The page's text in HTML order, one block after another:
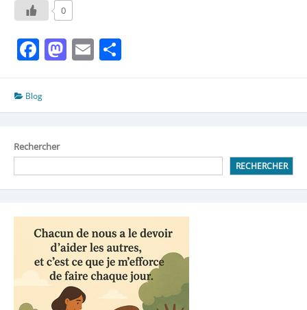
0
Facebook
Mastodon
Email
Blog
Rechercher
RECHERCHER